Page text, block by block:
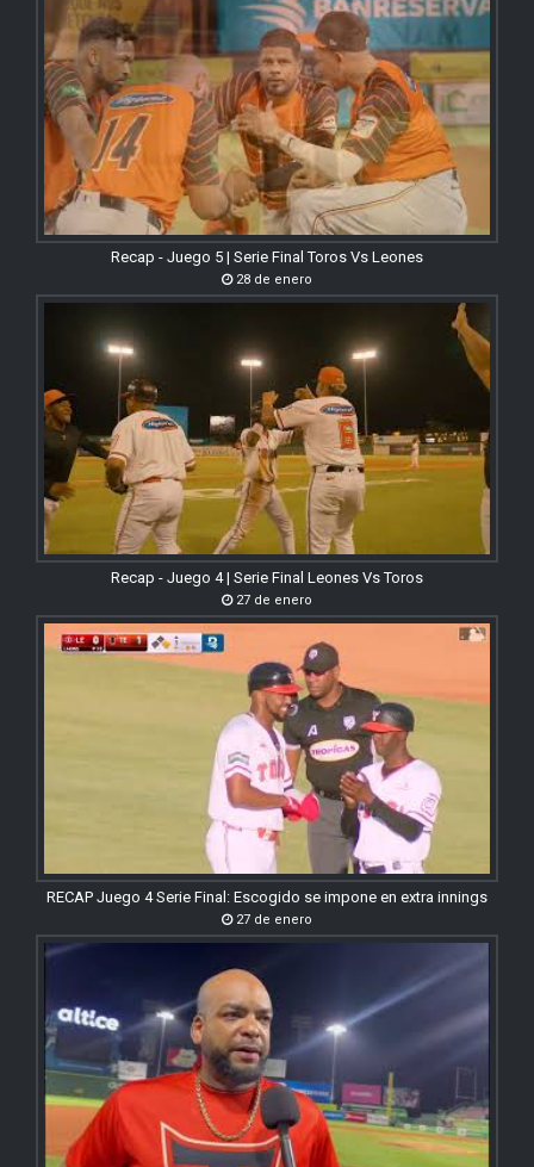
Recap - Juego 5 | Serie Final Toros Vs Leones
28 de enero
Recap - Juego 4 | Serie Final Leones Vs Toros
27 de enero
RECAP Juego 4 Serie Final: Escogido se impone en extra innings
27 de enero